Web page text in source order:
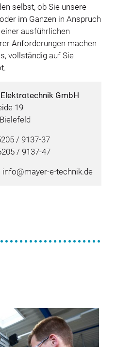
selbst, ob Sie unsere
im Ganzen in Anspruch
ausführlichen
Anforderungen machen
vollständig auf Sie
GmbH
19
/ 9137-37
/ 9137-47
info@mayer-e-technik.de